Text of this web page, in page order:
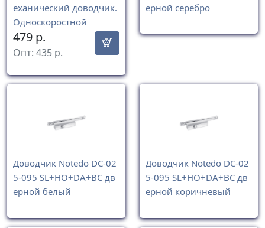
еханический доводчик.
Односкоростной
479 р.
Опт: 435 р.
ерной cеребро
Доводчик Notedo DC-02
5-095 SL+HO+DA+BC дв
ерной белый
Доводчик Notedo DC-02
5-095 SL+HO+DA+BC дв
ерной коричневый